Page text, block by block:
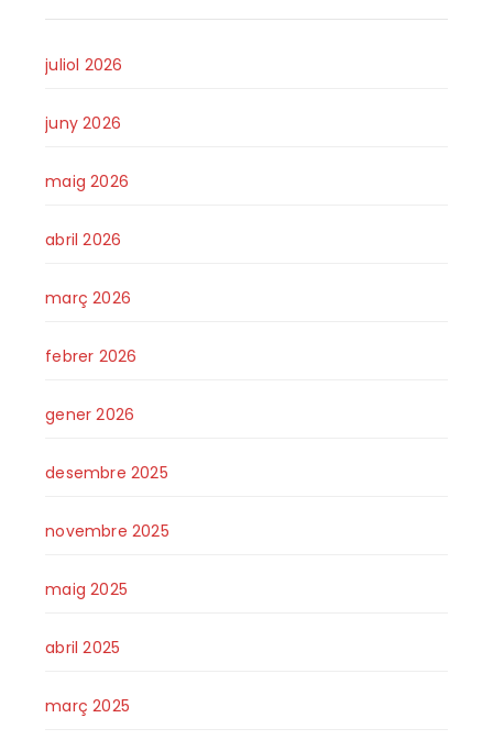
juliol 2026
juny 2026
maig 2026
abril 2026
març 2026
febrer 2026
gener 2026
desembre 2025
novembre 2025
maig 2025
abril 2025
març 2025